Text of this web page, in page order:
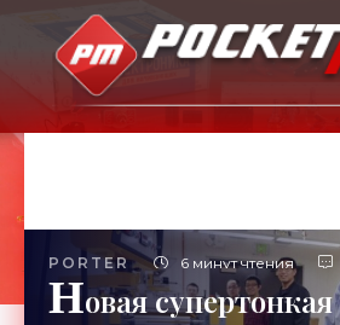
PORTER 6 минут чтения
Новая супертонкая